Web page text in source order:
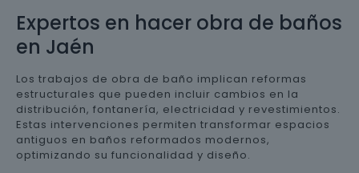
Expertos en hacer obra de baños
en Jaén
Los trabajos de obra de baño implican reformas
estructurales que pueden incluir cambios en la
distribución, fontanería, electricidad y revestimientos.
Estas intervenciones permiten transformar espacios
antiguos en baños reformados modernos,
optimizando su funcionalidad y diseño.